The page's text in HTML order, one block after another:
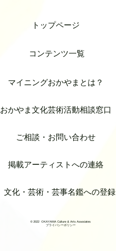
トップページ
コンテンツ一覧
マイニングおかやまとは？
おかやま文化芸術活動相談窓口
ご相談・お問い合わせ
掲載アーティストへの連絡
文化・芸術・芸事名鑑への登録
© 2022 OKAYAMA Culture & Arts Associates
プライバシーポリシー